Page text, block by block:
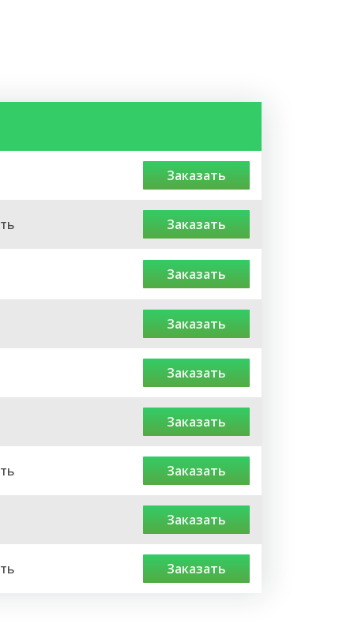
заказать
заказать
заказать
заказать
заказать
заказать
заказать
заказать
заказать